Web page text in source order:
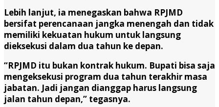
Lebih lanjut, ia menegaskan bahwa RPJMD
bersifat perencanaan jangka menengah dan tidak
memiliki kekuatan hukum untuk langsung
dieksekusi dalam dua tahun ke depan.
“RPJMD itu bukan kontrak hukum. Bupati bisa saja
mengeksekusi program dua tahun terakhir masa
jabatan. Jadi jangan dianggap harus langsung
jalan tahun depan,” tegasnya.